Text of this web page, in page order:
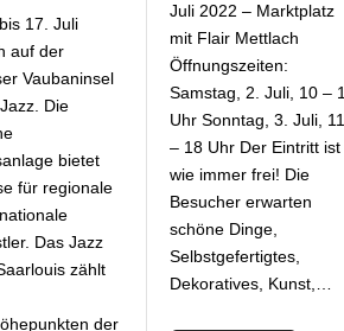
17. Juli
auf der
Vaubaninsel
Die
bietet
für regionale
Das Jazz
zählt
der
Juli 2022 – Marktplatz
mit Flair Mettlach
Öffnungszeiten:
Samstag, 2. Juli, 10 –
Uhr Sonntag, 3. Juli, 11
– 18 Uhr Der Eintritt ist
wie immer frei! Die
Besucher erwarten
schöne Dinge,
Selbstgefertigtes,
Dekoratives, Kunst,…